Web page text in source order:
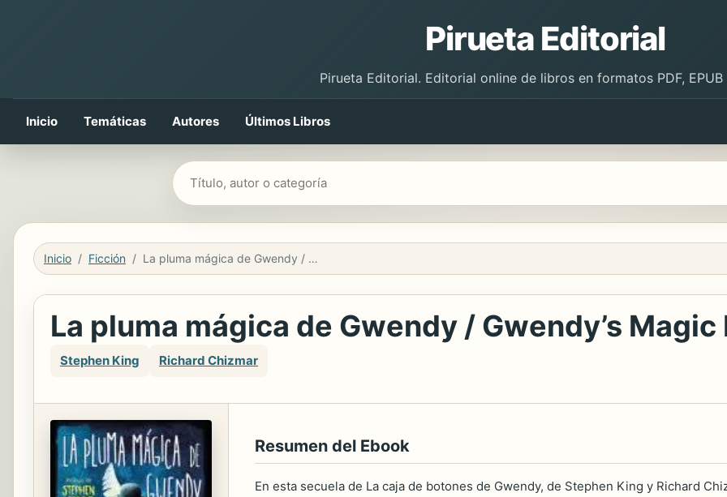
Pirueta Editorial
Pirueta Editorial. Editorial online de libros en formatos PDF, EPUB
Inicio Temáticas Autores Últimos Libros
Buscar libros
Inicio Ficción La pluma mágica de Gwendy / Gwendy’s Magic Feather
La pluma mágica de Gwendy / Gwendy’s Magic
Stephen King Richard Chizmar
Resumen del Ebook
En esta secuela de La caja de botones de Gwendy, de Stephen King y Richard